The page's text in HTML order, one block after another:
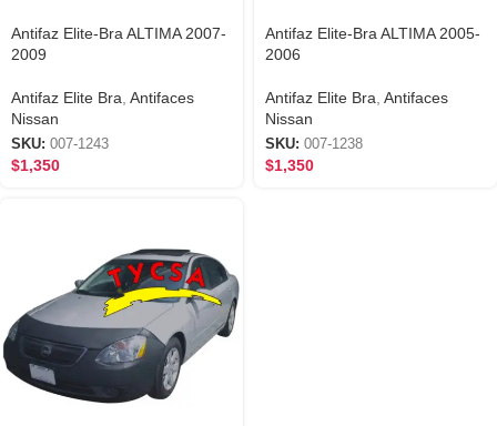
Antifaz Elite-Bra ALTIMA 2007-
2009
Antifaz Elite Bra, Antifaces
Nissan
SKU: 007-1243
$1,350
Antifaz Elite-Bra ALTIMA 2005-
2006
Antifaz Elite Bra, Antifaces
Nissan
SKU: 007-1238
$1,350